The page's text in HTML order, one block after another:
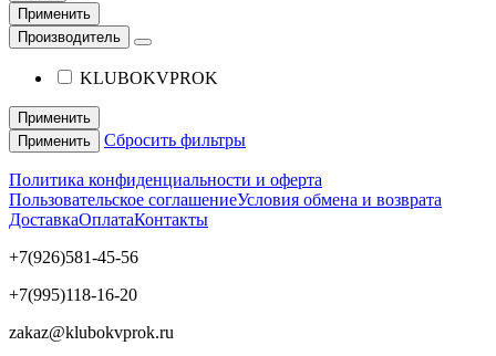
Применить
Производитель
KLUBOKVPROK
Применить
Применить
Сбросить фильтры
Политика конфиденциальности и оферта
Пользовательское соглашениеУсловия обмена и возврата
ДоставкаОплатаКонтакты
+7(926)581-45-56
+7(995)118-16-20
zakaz@klubokvprok.ru